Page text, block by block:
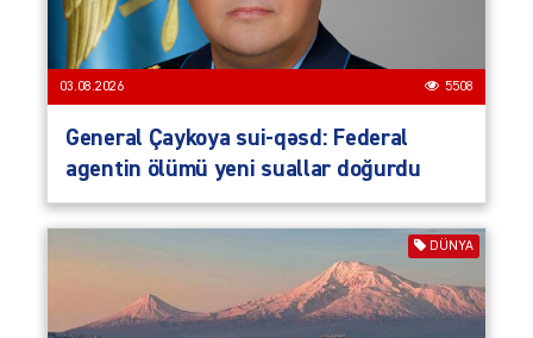
03.08.2026 5508
General Çaykoya sui-qəsd: Federal
agentin ölümü yeni suallar doğurdu
DÜNYA